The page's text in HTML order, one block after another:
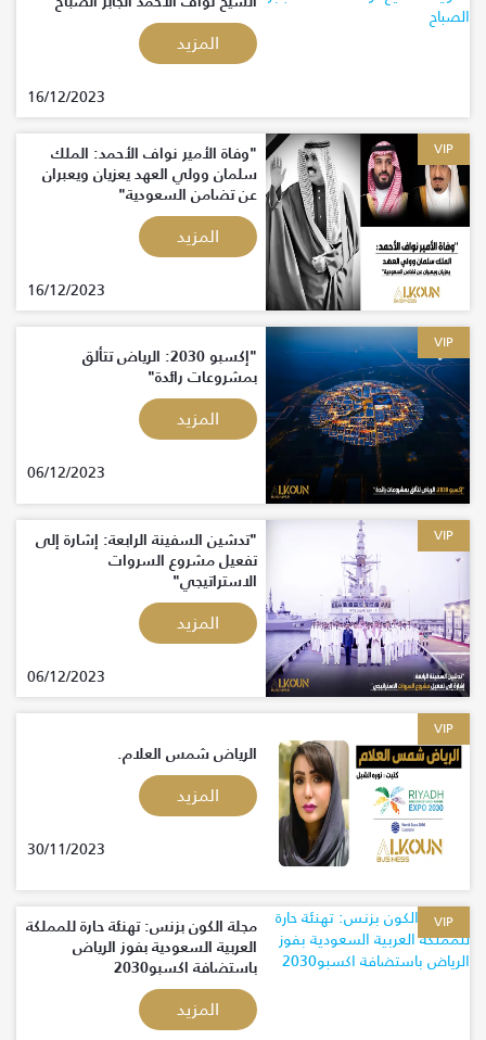
المزيد
16/12/2023
VIP "وفاة الأمير نواف الأحمد: الملك
سلمان وولي العهد يعزيان ويعبران
عن تضامن السعودية"
المزيد
16/12/2023
VIP
"إكسبو 2030: الرياض تتألق
بمشروعات رائدة"
المزيد
06/12/2023
VIP "تدشين السفينة الرابعة: إشارة إلى
تفعيل مشروع السروات
الاستراتيجي"
المزيد
06/12/2023
VIP
الرياض شمس العلام.
المزيد
30/11/2023
VIP مجلة الكون بزنس: تهنئة حارة للمملكة
العربية السعودية بفوز الرياض
باستضافة اكسبو2030
المزيد